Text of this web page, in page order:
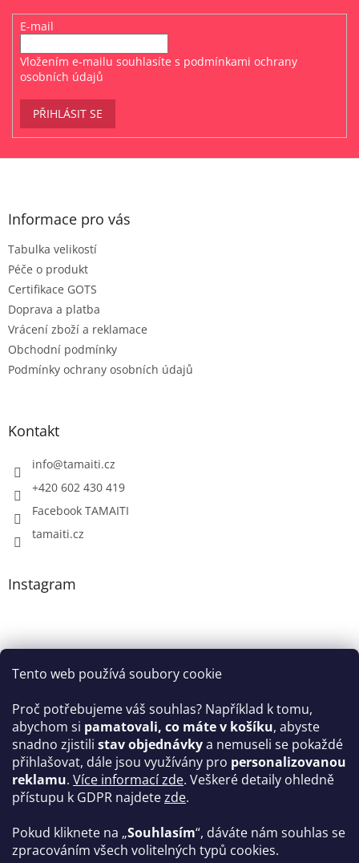
Tento web používá soubory cookie
Proč potřebujeme váš souhlas? Například k tomu,
abychom si pamatovali, co máte v košíku, abyste
snadno zjistili stav objednávkya nemuseli se pokaždé
přihlašovat, dále jsou využívány pro personalizovanou
reklamu. Více informací zde. Veškeré detaily ohledně
přístupu k GDPR najdetezde.
Pokud kliknete na „Souhlasím“, dáváte nám souhlas se
zpracováním všech volitelných typů cookies.
E-mail
Vložením e-mailu souhlasíte s podmínkami ochrany
osobních údajů
PŘIHLÁSIT SE
Z
Informace pro vás
Tabulka velikostí
Péče o produkt
Certifikace GOTS
Doprava a platba
Vrácení zboží a reklamace
Obchodní podmínky
Podmínky ochrany osobních údajů
Kontakt
info@tamaiti.cz
+420 602 430 419
Facebook TAMAITI
tamaiti.cz
Instagram
Sledovat na Instagramu
Facebook